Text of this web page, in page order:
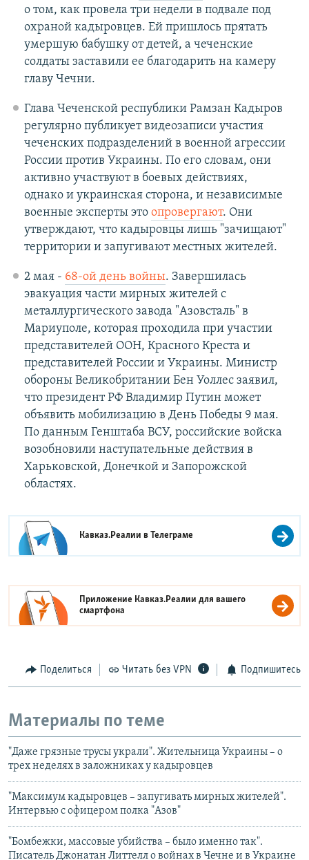
о том, как провела три недели в подвале под
охраной кадыровцев. Ей пришлось прятать
умершую бабушку от детей, а чеченские
солдаты заставили ее благодарить на камеру
главу Чечни.
Глава Чеченской республики Рамзан Кадыров
регулярно публикует видеозаписи участия
чеченских подразделений в военной агрессии
России против Украины. По его словам, они
активно участвуют в боевых действиях,
однако и украинская сторона, и независимые
военные эксперты это опровергают. Они
утверждают, что кадыровцы лишь "зачищают"
территории и запугивают местных жителей.
2 мая - 68-ой день войны. Завершилась
эвакуация части мирных жителей с
металлургического завода "Азовсталь" в
Мариуполе, которая проходила при участии
представителей ООН, Красного Креста и
представителей России и Украины. Министр
обороны Великобритании Бен Уоллес заявил,
что президент РФ Владимир Путин может
объявить мобилизацию в День Победы 9 мая.
По данным Генштаба ВСУ, российские войска
возобновили наступательные действия в
Харьковской, Донечкой и Запорожской
областях.
Кавказ.Реалии вТелеграме
Приложение Кавказ.Реалии для вашего
смартфона
Поделиться Читать без VPN Подпишитесь
Материалы по теме
"Даже грязные трусы украли". Жительница Украины – о
трех неделях в заложниках у кадыровцев
"Максимум кадыровцев – запугивать мирных жителей".
Интервью с офицером полка "Азов"
"Бомбежки, массовые убийства – было именно так".
Писатель Джонатан Литтелл о войнах в Чечне и в Украине